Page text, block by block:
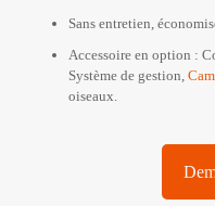
Sans entretien,
Accessoire en option :
Système de gestion,
oiseaux.